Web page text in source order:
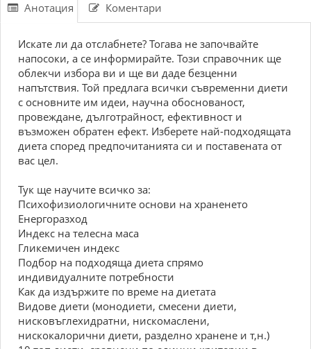
Анотация Коментари
Искате ли да отслабнете? Тогава не започвайте
напосоки, а се информирайте. Този справочник ще
облекчи избора ви и ще ви даде безценни
напътствия. Той предлага всички съвременни диети
с основните им идеи, научна обоснованост,
провеждане, дълготрайност, ефективност и
възможен обратен ефект. Изберете най-подходящата
диета според предпочитанията си и поставената от
вас цел.
Тук ще научите всичко за:
Психофизиологичните основи на храненето
Енергоразход
Индекс на телесна маса
Гликемичен индекс
Подбор на подходяща диета спрямо
индивидуалните потребности
Как да издържите по време на диетата
Видове диети (монодиети, смесени диети,
нисковъглехидратни, нискомаслени,
нискокалорични диети, разделно хранене и т,н.)